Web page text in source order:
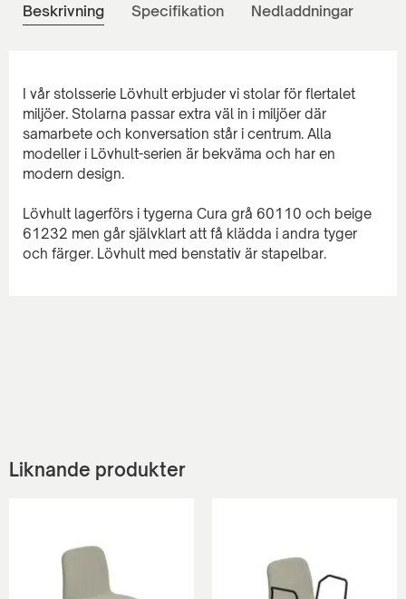
Beskrivning Specifikation Nedladdningar
I vår stolsserie Lövhult erbjuder vi stolar för flertalet
miljöer. Stolarna passar extra väl in i miljöer där
samarbete och konversation står i centrum. Alla
modeller i Lövhult-serien är bekväma och har en
modern design.
Lövhult lagerförs i tygerna Cura grå 60110 och beige
61232 men går självklart att få klädda i andra tyger
Liknande produkter